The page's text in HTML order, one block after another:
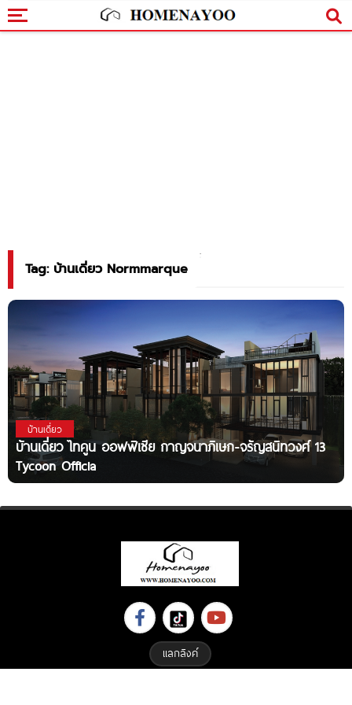
Tag: บ้านเดี่ยว Normmarque
บ้านเดี่ยว
บ้านเดี่ยว ไทคูน ออฟฟิเซีย กาญจนาภิเษก-จรัญสนิทวงศ์ 13
Tycoon Officia
แลกลิงค์